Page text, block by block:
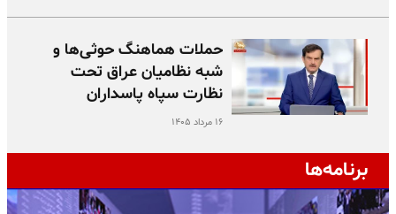
حملات هماهنگ حوثی‌ها و
شبه نظامیان عراق تحت
نظارت سپاه پاسداران
۱۶ مرداد ۱۴۰۵
برنامه‌ها